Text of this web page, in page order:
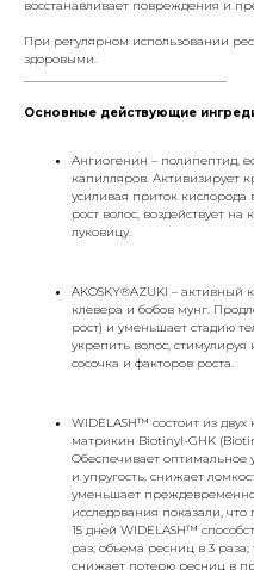
восстанавливает повреждения и
При регулярном использовании
здоровыми.
Основные действующие
Ангиогенин – полипептид,
капилляров. Активизирует
усиливая приток
рост волос, воздействует
луковицу.
AKOSKY®AZUKI – активный
клевера и бобов мунг.
рост) и уменьшает стадию
укрепить волос,
сосочка и факторов роста.
WIDELASH™ состоит из
матрикин Biotinyl-GHK
Обеспечивает оптимальное
и упругость, снижает
уменьшает
исследования показали,
15 дней WIDELASH™
раз; объема ресниц в 3
снижает потерю ресниц в